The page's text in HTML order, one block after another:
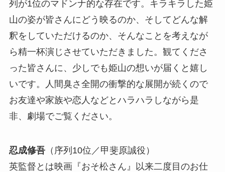
列が1位のマドンナ的な存在です。キラキラした姫
山の姿が皆さんにどう映るのか、そしてどんな解
釈をしていただけるのか、そんなことを考えなが
ら精一杯演じさせていただきました。観てくださ
った皆さんに、少しでも姫山の想いが届くと嬉し
いです。人間臭さ全開の衝撃的な展開が続くので
お友達や家族や恋人などとハラハラしながら是
非、劇場でご覧ください。
忍成修吾（序列10位／甲斐原誠役）
英監督とは映画『おそ松さん』以来二度目のお仕